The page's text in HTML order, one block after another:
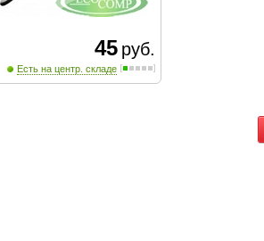
45 руб.
Есть на центр. складе